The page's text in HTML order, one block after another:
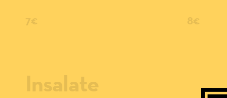
7€ 8€
Insalate